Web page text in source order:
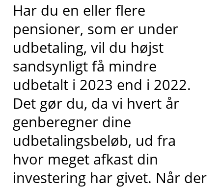
Har du en eller flere
pensioner, som er under
udbetaling, vil du højst
sandsynligt få mindre
udbetalt i 2023 end i 2022.
Det gør du, da vi hvert år
genberegner dine
udbetalingsbeløb, ud fra
hvor meget afkast din
investering har givet. Når der